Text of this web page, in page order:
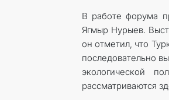
В работе форума
Ягмыр Нурыев.
он отметил, что
последовательно
экологической
рассматриваются